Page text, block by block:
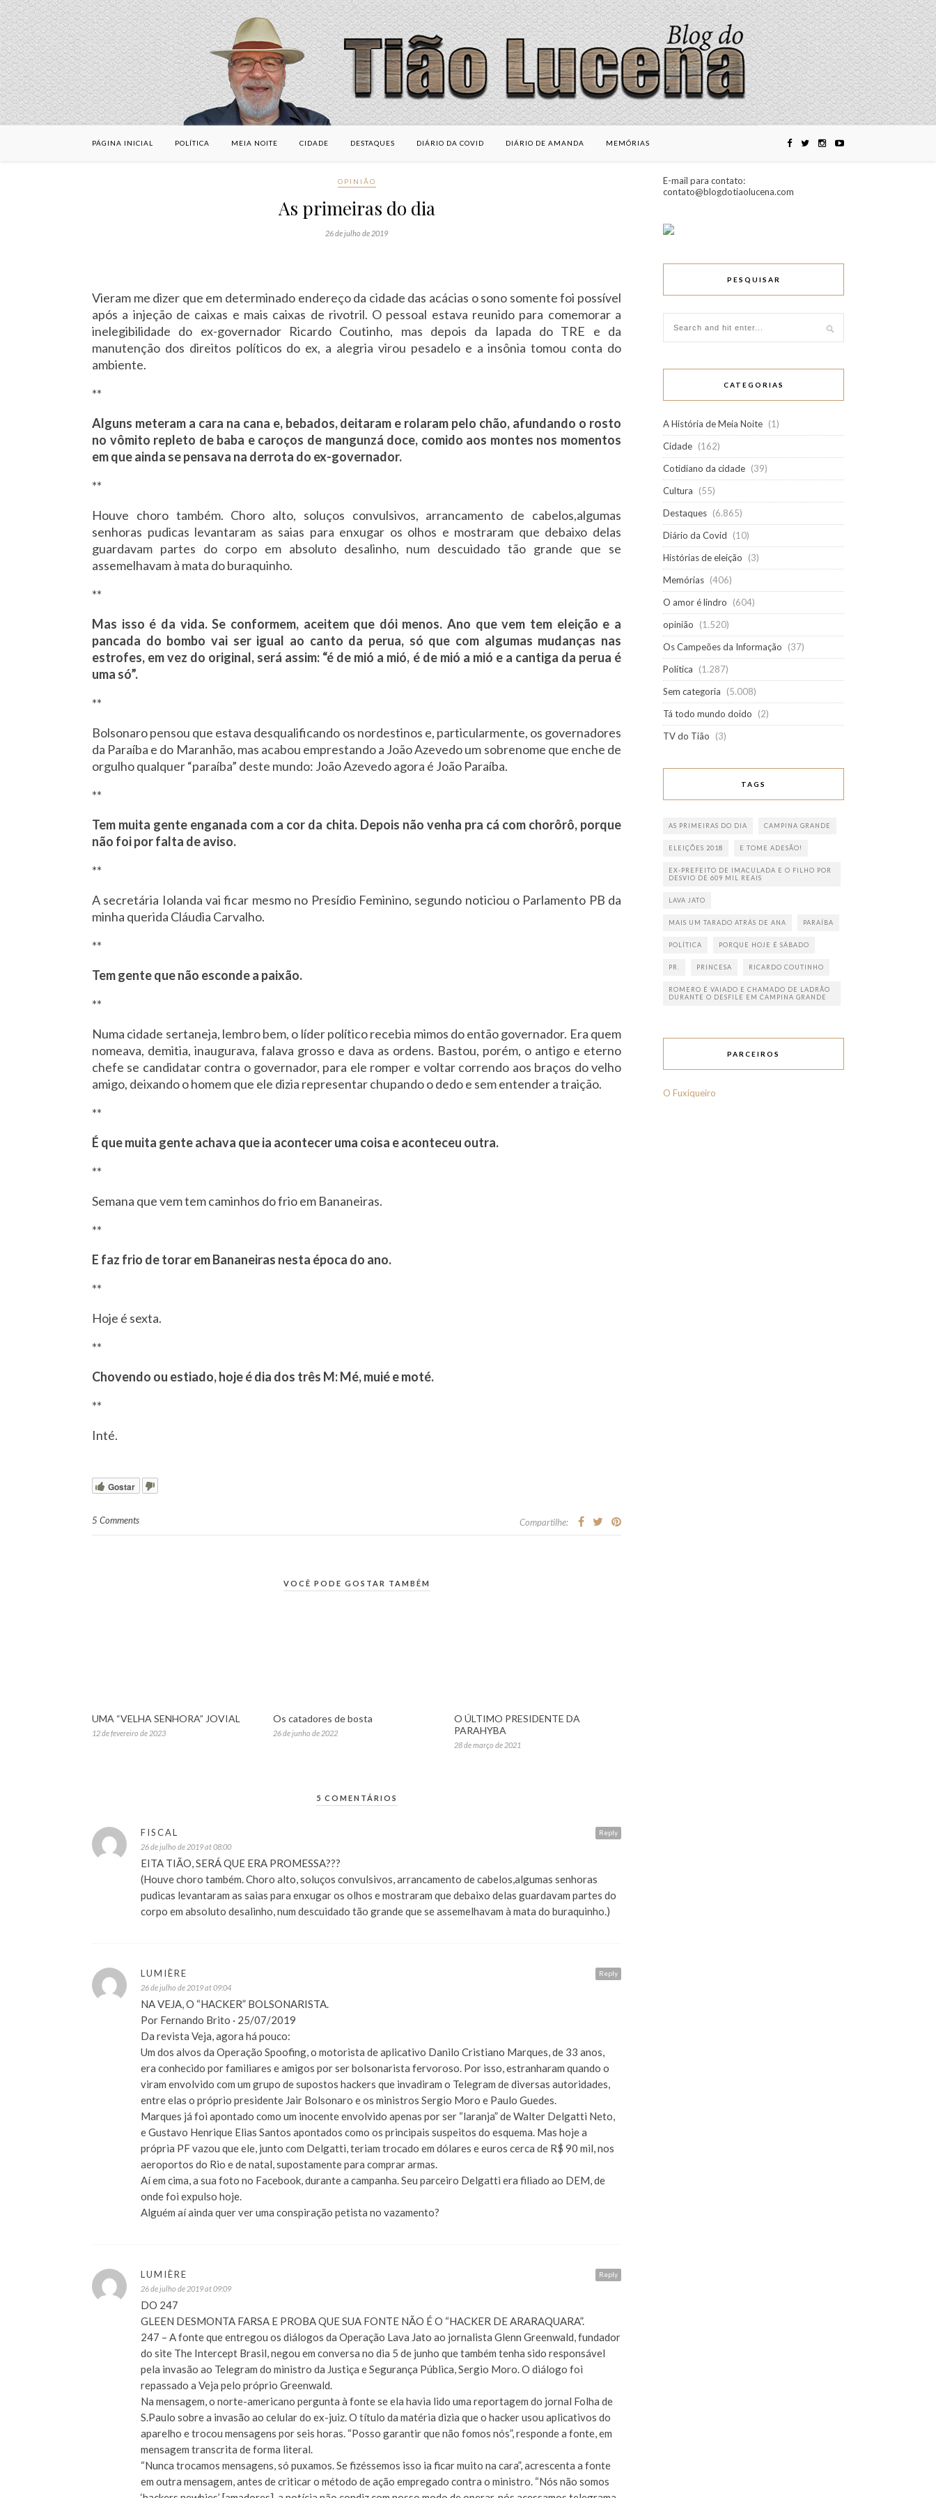
PÁGINA INICIAL POLÍTICA MEIA NOITE CIDADE DESTAQUES DIÁRIO DA COVID DIÁRIO DE AMANDA MEMÓRIAS
OPINIÃO
As primeiras do dia
26 de julho de 2019
Vieram me dizer que em determinado endereço da cidade das acácias o sono somente foi possível
após a injeção de caixas e mais caixas de rivotril. O pessoal estava reunido para comemorar a
inelegibilidade do ex-governador Ricardo Coutinho, mas depois da lapada do TRE e da
manutenção dos direitos políticos do ex, a alegria virou pesadelo e a insônia tomou conta do
ambiente.
**
Alguns meteram a cara na cana e, bebados, deitaram e rolaram pelo chão, afundando o rosto
no vômito repleto de baba e caroços de mangunzá doce, comido aos montes nos momentos
em que ainda se pensava na derrota do ex-governador.
**
Houve choro também. Choro alto, soluços convulsivos, arrancamento de cabelos,algumas
senhoras pudicas levantaram as saias para enxugar os olhos e mostraram que debaixo delas
guardavam partes do corpo em absoluto desalinho, num descuidado tão grande que se
assemelhavam à mata do buraquinho.
**
Mas isso é da vida. Se conformem, aceitem que dói menos. Ano que vem tem eleição e a
pancada do bombo vai ser igual ao canto da perua, só que com algumas mudanças nas
estrofes, em vez do original, será assim: “é de mió a mió, é de mió a mió e a cantiga da perua é
uma só”.
**
Bolsonaro pensou que estava desqualificando os nordestinos e, particularmente, os governadores
da Paraíba e do Maranhão, mas acabou emprestando a João Azevedo um sobrenome que enche de
orgulho qualquer “paraíba” deste mundo: João Azevedo agora é João Paraíba.
**
Tem muita gente enganada com a cor da chita. Depois não venha pra cá com chorôrô, porque
não foi por falta de aviso.
**
A secretária Iolanda vai ficar mesmo no Presídio Feminino, segundo noticiou o Parlamento PB da
minha querida Cláudia Carvalho.
**
Tem gente que não esconde a paixão.
**
Numa cidade sertaneja, lembro bem, o líder político recebia mimos do então governador. Era quem
nomeava, demitia, inaugurava, falava grosso e dava as ordens. Bastou, porém, o antigo e eterno
chefe se candidatar contra o governador, para ele romper e voltar correndo aos braços do velho
amigo, deixando o homem que ele dizia representar chupando o dedo e sem entender a traição.
**
É que muita gente achava que ia acontecer uma coisa e aconteceu outra.
**
Semana que vem tem caminhos do frio em Bananeiras.
**
E faz frio de torar em Bananeiras nesta época do ano.
**
Hoje é sexta.
**
Chovendo ou estiado, hoje é dia dos três M: Mé, muié e moté.
**
Inté.
Gostar
5 Comments Compartilhe:
VOCÊ PODE GOSTAR TAMBÉM
UMA “VELHA SENHORA” JOVIAL
12 de fevereiro de 2023
Os catadores de bosta
26 de junho de 2022
O ÚLTIMO PRESIDENTE DA
PARAHYBA
28 de março de 2021
5 COMENTÁRIOS
Reply
FISCAL
26 de julho de 2019 at 08:00
EITA TIÃO, SERÁ QUE ERA PROMESSA???
(Houve choro também. Choro alto, soluços convulsivos, arrancamento de cabelos,algumas senhoras
pudicas levantaram as saias para enxugar os olhos e mostraram que debaixo delas guardavam partes do
corpo em absoluto desalinho, num descuidado tão grande que se assemelhavam à mata do buraquinho.)
Reply
LUMIÈRE
26 de julho de 2019 at 09:04
NA VEJA, O “HACKER” BOLSONARISTA.
Por Fernando Brito · 25/07/2019
Da revista Veja, agora há pouco:
Um dos alvos da Operação Spoofing, o motorista de aplicativo Danilo Cristiano Marques, de 33 anos,
era conhecido por familiares e amigos por ser bolsonarista fervoroso. Por isso, estranharam quando o
viram envolvido com um grupo de supostos hackers que invadiram o Telegram de diversas autoridades,
entre elas o próprio presidente Jair Bolsonaro e os ministros Sergio Moro e Paulo Guedes.
Marques já foi apontado como um inocente envolvido apenas por ser “laranja” de Walter Delgatti Neto,
e Gustavo Henrique Elias Santos apontados como os principais suspeitos do esquema. Mas hoje a
própria PF vazou que ele, junto com Delgatti, teriam trocado em dólares e euros cerca de R$ 90 mil, nos
aeroportos do Rio e de natal, supostamente para comprar armas.
Aí em cima, a sua foto no Facebook, durante a campanha. Seu parceiro Delgatti era filiado ao DEM, de
onde foi expulso hoje.
Alguém aí ainda quer ver uma conspiração petista no vazamento?
Reply
LUMIÈRE
26 de julho de 2019 at 09:09
DO 247
GLEEN DESMONTA FARSA E PROBA QUE SUA FONTE NÃO É O “HACKER DE ARARAQUARA”.
247 – A fonte que entregou os diálogos da Operação Lava Jato ao jornalista Glenn Greenwald, fundador
do site The Intercept Brasil, negou em conversa no dia 5 de junho que também tenha sido responsável
pela invasão ao Telegram do ministro da Justiça e Segurança Pública, Sergio Moro. O diálogo foi
repassado a Veja pelo próprio Greenwald.
Na mensagem, o norte-americano pergunta à fonte se ela havia lido uma reportagem do jornal Folha de
S.Paulo sobre a invasão ao celular do ex-juiz. O título da matéria dizia que o hacker usou aplicativos do
aparelho e trocou mensagens por seis horas. “Posso garantir que não fomos nós”, responde a fonte, em
mensagem transcrita de forma literal.
“Nunca trocamos mensagens, só puxamos. Se fizéssemos isso ia ficar muito na cara”, acrescenta a fonte
em outra mensagem, antes de criticar o método de ação empregado contra o ministro. “Nós não somos
E-mail para contato:
contato@blogdotiaolucena.com
PESQUISAR
CATEGORIAS
A História de Meia Noite (1)
Cidade (162)
Cotidiano da cidade (39)
Cultura
(55)
Destaques (6.865)
Diário da Covid
(10)
Histórias de eleição
(3)
Memórias (406)
O amor é lindro
(604)
opinião
(1.520)
Os Campeões da Informação
(37)
Política
(1.287)
Sem categoria
(5.008)
Tá todo mundo doido
(2)
TV do Tião
(3)
TAGS
AS PRIMEIRAS DO DIA CAMPINA GRANDE
ELEIÇÕES 2018 E TOME ADESÃO!
EX-PREFEITO DE IMACULADA E O FILHO POR
DESVIO DE 609 MIL REAIS
LAVA JATO
MAIS UM TARADO ATRÁS DE ANA PARAÍBA
POLÍTICA PORQUE HOJE É SÁBADO
PR. PRINCESA RICARDO COUTINHO
ROMERO É VAIADO E CHAMADO DE LADRÃO
DURANTE O DESFILE EM CAMPINA GRANDE
PARCEIROS
O Fuxiqueiro